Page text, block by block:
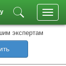
экспертам